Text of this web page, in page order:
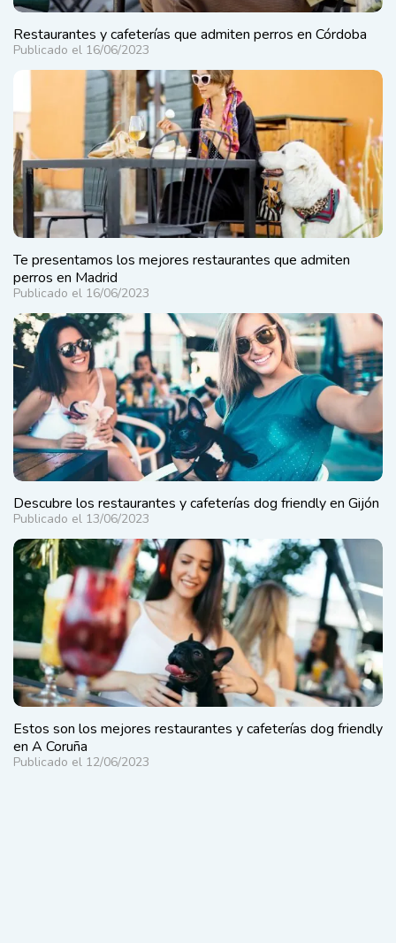
Restaurantes y cafeterías que admiten perros en Córdoba
Publicado el 16/06/2023
Te presentamos los mejores restaurantes que admiten
perros en Madrid
Publicado el 16/06/2023
Descubre los restaurantes y cafeterías dog friendly en Gijón
Publicado el 13/06/2023
Estos son los mejores restaurantes y cafeterías dog friendly
en A Coruña
Publicado el 12/06/2023